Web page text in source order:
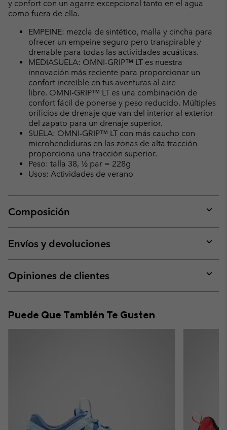
y confort con un agarre excepcional tanto en el agua
como fuera de ella.
EMPEINE: mezcla de sintético, malla y cincha para
ofrecer un empeine seguro pero transpirable y
drenable para todas las actividades acuáticas.
MEDIASUELA: OMNI-GRIP™ LT es nuestra
innovación más reciente para proporcionar un
confort increíble en tus aventuras al aire
libre. OMNI-GRIP™ LT es una combinación de
confort fácil de ponerse y peso reducido. Múltiples
orificios de drenaje que van del interior al exterior
del zapato para un drenaje superior.
SUELA: OMNI-GRIP™ LT con más caucho con
microhendiduras en las zonas de alta tracción
proporciona una tracción superior.
Peso: talla 38, ½ par = 228g
Usos: Actividades de verano
Composición
or
Envíos y devoluciones
or
Opiniones de clientes
or
Puede Que También Te Gusten